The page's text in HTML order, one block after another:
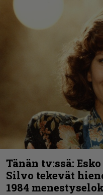
Tänän tv:ssä:
Silvo tekevät
1984